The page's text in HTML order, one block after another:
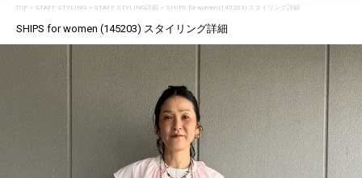
TOP> STAFF STYLING> STAFF STYLING詳細 > SHIPS for women (145203) スタイリング詳細
SHIPS for women (145203) スタイリング詳細